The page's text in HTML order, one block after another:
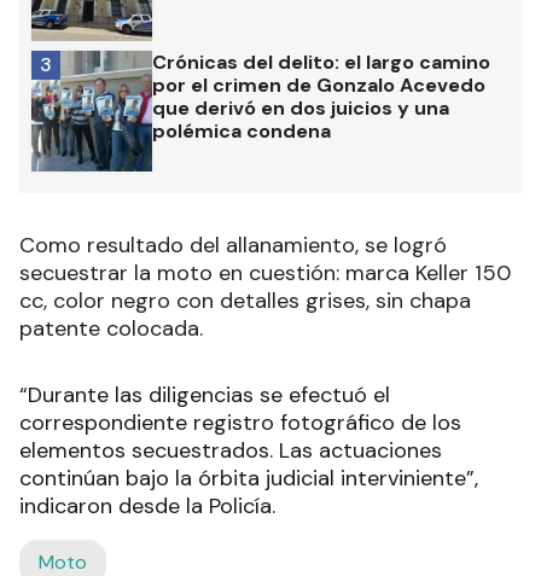
Crónicas del delito: el largo camino
por el crimen de Gonzalo Acevedo
que derivó en dos juicios y una
polémica condena
3
Como resultado del allanamiento, se logró
secuestrar la moto en cuestión: marca Keller 150
cc, color negro con detalles grises, sin chapa
patente colocada.
“Durante las diligencias se efectuó el
correspondiente registro fotográfico de los
elementos secuestrados. Las actuaciones
continúan bajo la órbita judicial interviniente”,
indicaron desde la Policía.
Moto